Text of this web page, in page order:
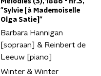
"Sylvie [à Mademoiselle
Olga Satie]"
Barbara Hannigan
[sopraan] & Reinbert de
Leeuw [piano]
Winter & Winter